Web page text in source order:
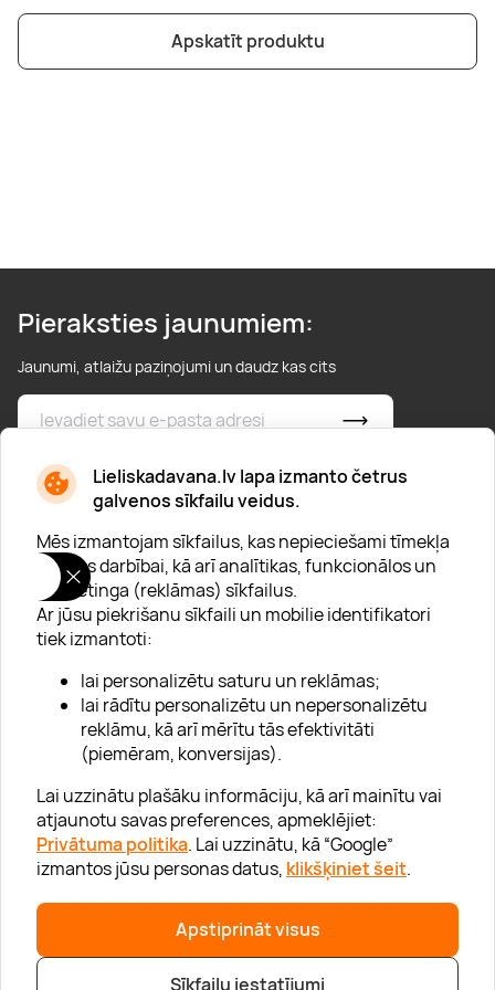
Lieliskadavana.lv lapa izmanto četrus
galvenos sīkfailu veidus.
Mēs izmantojam sīkfailus, kas nepieciešami tīmekļa
vietnes darbībai, kā arī analītikas, funkcionālos un
mārketinga (reklāmas) sīkfailus.
Ar jūsu piekrišanu sīkfaili un mobilie identifikatori
tiek izmantoti:
lai personalizētu saturu un reklāmas;
lai rādītu personalizētu un nepersonalizētu
reklāmu, kā arī mērītu tās efektivitāti
(piemēram, konversijas).
Lai uzzinātu plašāku informāciju, kā arī mainītu vai
atjaunotu savas preferences, apmeklējiet:
Privātuma politika. Lai uzzinātu, kā “Google”
izmantos jūsu personas datus, klikšķiniet šeit.
Apstiprināt visus
Sīkfailu iestatījumi
Boulderings
Citas ūdens izklaides
Mūzikas nodarbības
Tetovēšanas salons
Apskatīt produktu
Pieraksties jaunumiem:
Jaunumi, atlaižu paziņojumi un daudz kas cits
* Esmu iepazinies/usies ar privātuma politiku
Par "Lieliska dāvana"
Uzņēmumiem
Palīdzība
“GERA DOVANA” GRUPA
info@lieliskadavana.lv +371 6601 8025